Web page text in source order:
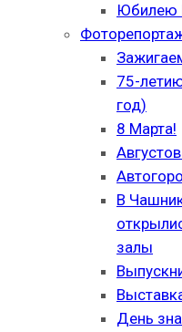
Юбилею
75-
год)
8 Марта!
В
залы
День